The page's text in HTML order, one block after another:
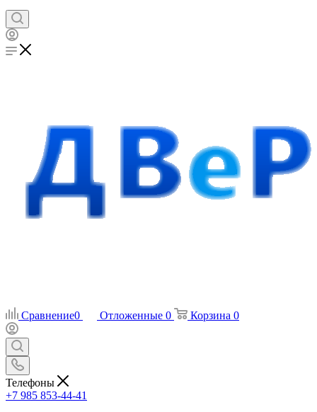
Сравнение0 Отложенные 0 Корзина 0
Телефоны
+7 985 853-44-41